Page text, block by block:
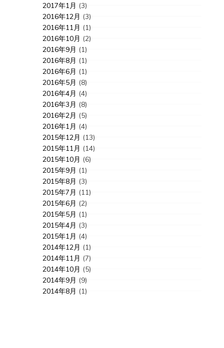
2017年1月 (3)
2016年12月 (3)
2016年11月 (1)
2016年10月 (2)
2016年9月 (1)
2016年8月 (1)
2016年6月 (1)
2016年5月 (8)
2016年4月 (4)
2016年3月 (8)
2016年2月 (5)
2016年1月 (4)
2015年12月 (13)
2015年11月 (14)
2015年10月 (6)
2015年9月 (1)
2015年8月 (3)
2015年7月 (11)
2015年6月 (2)
2015年5月 (1)
2015年4月 (3)
2015年1月 (4)
2014年12月 (1)
2014年11月 (7)
2014年10月 (5)
2014年9月 (9)
2014年8月 (1)